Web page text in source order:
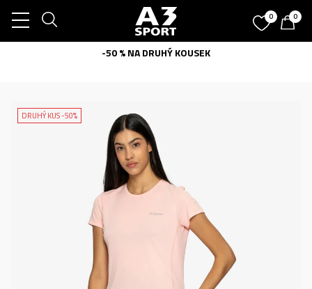
0 0
-50 % NA DRUHÝ KOUSEK
DRUHÝ KUS -50%